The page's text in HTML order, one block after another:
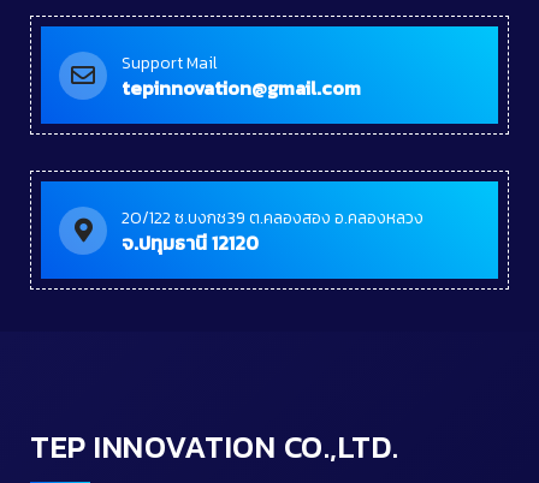
Support Mail
tepinnovation@gmail.com
20/122 ซ.บงกช39 ต.คลองสอง อ.คลองหลวง
จ.ปทุมธานี 12120
TEP INNOVATION CO.,LTD.